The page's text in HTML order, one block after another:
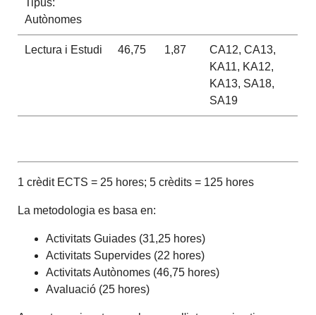
Autònomes
Lectura i Estudi 46,75 1,87
CA12, CA13,
KA11, KA12,
KA13, SA18,
SA19
1 crèdit ECTS = 25 hores; 5 crèdits = 125 hores
La metodologia es basa en:
Activitats Guiades (31,25 hores)
Activitats Supervides (22 hores)
Activitats Autònomes (46,75 hores)
Avaluació (25 hores)